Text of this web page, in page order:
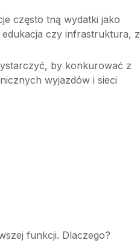
często tną wydatki jako
edukacja czy infrastruktura, z
by konkurować z
wyjazdów i sieci
funkcji. Dlaczego?